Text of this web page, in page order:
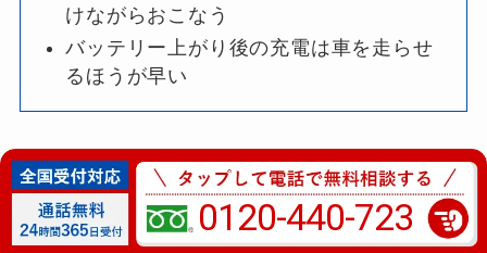
けながらおこなう
バッテリー上がり後の充電は車を走らせ
るほうが早い
バッテリー上がりで車が動かなくなってしまう
のは避けたいですよね。
そのため、しっかりとバッテリー上がりの原因
0120-440-723